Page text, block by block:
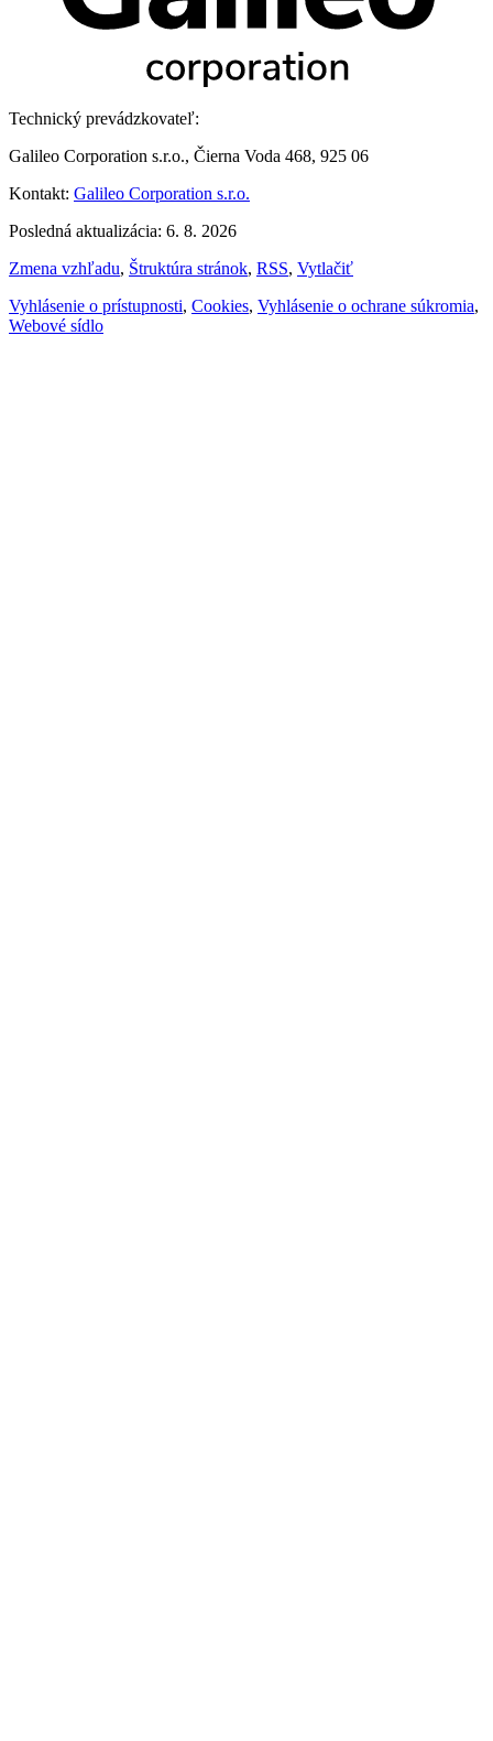
Technický prevádzkovateľ:
Galileo Corporation s.r.o., Čierna Voda 468, 925 06
Kontakt: Galileo Corporation s.r.o.
Posledná aktualizácia: 6. 8. 2026
Zmena vzhľadu, Štruktúra stránok, RSS, Vytlačiť
Vyhlásenie o prístupnosti, Cookies, Vyhlásenie o ochrane súkromia,
Webové sídlo